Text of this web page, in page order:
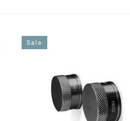
Sale